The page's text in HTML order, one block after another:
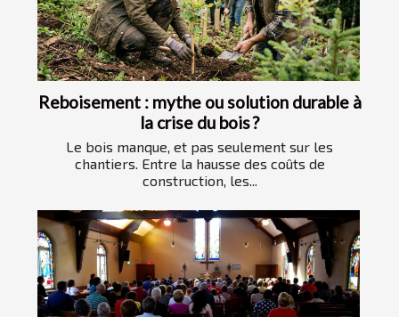
Reboisement : mythe ou solution durable à
la crise du bois ?
Le bois manque, et pas seulement sur les
chantiers. Entre la hausse des coûts de
construction, les...